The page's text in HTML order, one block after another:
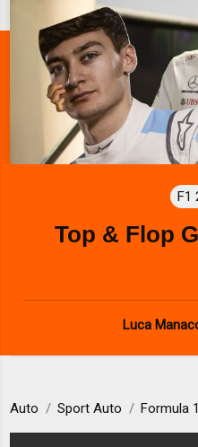
F1
Top & Flop
Luca
Auto Sport Auto Formula 1